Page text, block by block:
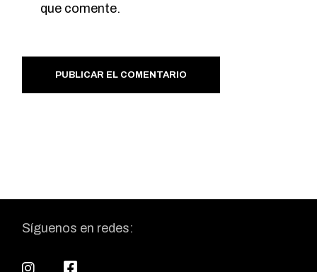
que comente.
PUBLICAR EL COMENTARIO
Síguenos en redes: